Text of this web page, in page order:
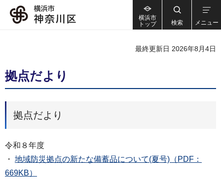
横浜市
トップ
検索 メニュー
最終更新日 2026年8月4日
拠点だより
拠点だより
令和８年度
・ 地域防災拠点の新たな備蓄品について(夏号)（PDF：
669KB）